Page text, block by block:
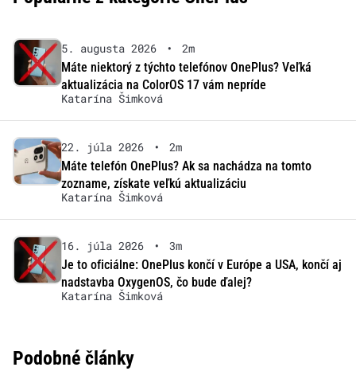
5. augusta 2026 •
2m
Máte niektorý z týchto telefónov OnePlus? Veľká
aktualizácia na ColorOS 17 vám nepríde
Katarína Šimková
22. júla 2026 •
2m
Máte telefón OnePlus? Ak sa nachádza na tomto
zozname, získate veľkú aktualizáciu
Katarína Šimková
16. júla 2026 •
3m
Je to oficiálne: OnePlus končí v Európe a USA, končí aj
nadstavba OxygenOS, čo bude ďalej?
Katarína Šimková
Podobné články